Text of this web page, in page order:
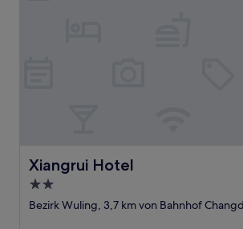
Xiangrui Hotel
Xiangrui Hotel
2.0-
Sterne-
Bezirk Wuling, 3,7 km von Bahnhof